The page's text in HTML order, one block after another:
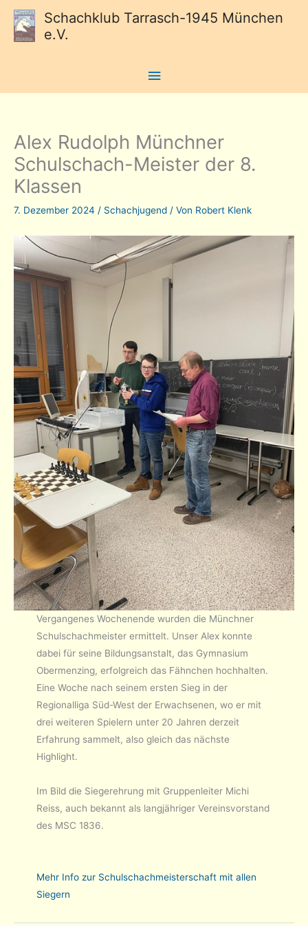
Schachklub Tarrasch-1945 München
e.V.
Hauptmenü
Alex Rudolph Münchner
Schulschach-Meister der 8.
Klassen
7. Dezember 2024 / Schachjugend / Von Robert Klenk
Vergangenes Wochenende wurden die Münchner
Schulschachmeister ermittelt. Unser Alex konnte
dabei für seine Bildungsanstalt, das Gymnasium
Obermenzing, erfolgreich das Fähnchen hochhalten.
Eine Woche nach seinem ersten Sieg in der
Regionalliga Süd-West der Erwachsenen, wo er mit
drei weiteren Spielern unter 20 Jahren derzeit
Erfahrung sammelt, also gleich das nächste
Highlight.
Im Bild die Siegerehrung mit Gruppenleiter Michi
Reiss, auch bekannt als langjähriger Vereinsvorstand
des MSC 1836.
Mehr Info zur Schulschachmeisterschaft mit allen
Siegern